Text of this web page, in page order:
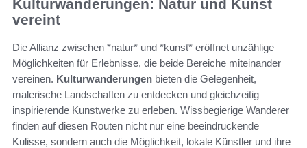
Kulturwanderungen: Natur und Kunst
vereint
Die Allianz zwischen *natur* und *kunst* eröffnet unzählige
Möglichkeiten für Erlebnisse, die beide Bereiche miteinander
vereinen. Kulturwanderungen bieten die Gelegenheit,
malerische Landschaften zu entdecken und gleichzeitig
inspirierende Kunstwerke zu erleben. Wissbegierige Wanderer
finden auf diesen Routen nicht nur eine beeindruckende
Kulisse, sondern auch die Möglichkeit, lokale Künstler und ihre